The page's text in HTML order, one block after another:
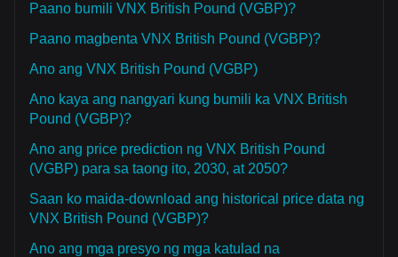
Paano bumili VNX British Pound (VGBP)?
Paano magbenta VNX British Pound (VGBP)?
Ano ang VNX British Pound (VGBP)
Ano kaya ang nangyari kung bumili ka VNX British
Pound (VGBP)?
Ano ang price prediction ng VNX British Pound
(VGBP) para sa taong ito, 2030, at 2050?
Saan ko maida-download ang historical price data ng
VNX British Pound (VGBP)?
Ano ang mga presyo ng mga katulad na